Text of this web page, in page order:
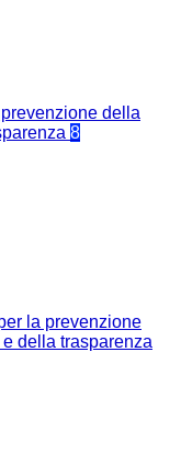
della
8
la prevenzione
della trasparenza